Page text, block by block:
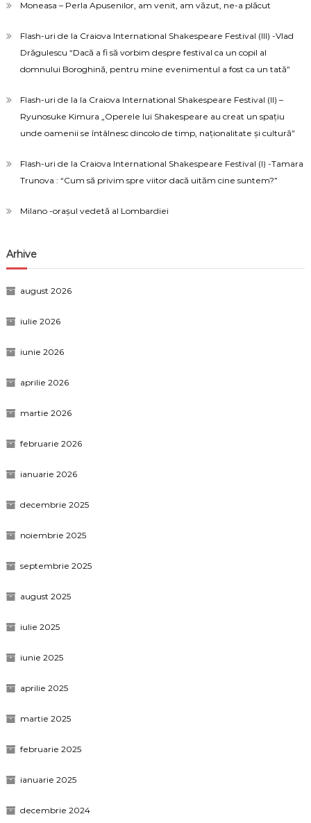
Moneasa – Perla Apusenilor, am venit, am văzut, ne-a plăcut
Flash-uri de la Craiova International Shakespeare Festival (III) -Vlad
Drăgulescu “Dacă a fi să vorbim despre festival ca un copil al
domnului Boroghină, pentru mine evenimentul a fost ca un tată”
Flash-uri de la la Craiova International Shakespeare Festival (II) –
Ryunosuke Kimura „Operele lui Shakespeare au creat un spațiu
unde oamenii se întâlnesc dincolo de timp, naționalitate și cultură”
Flash-uri de la Craiova International Shakespeare Festival (I) -Tamara
Trunova : “Cum să privim spre viitor dacă uităm cine suntem?”
Milano -orașul vedetă al Lombardiei
Arhive
august 2026
iulie 2026
iunie 2026
aprilie 2026
martie 2026
februarie 2026
ianuarie 2026
decembrie 2025
noiembrie 2025
septembrie 2025
august 2025
iulie 2025
iunie 2025
aprilie 2025
martie 2025
februarie 2025
ianuarie 2025
decembrie 2024